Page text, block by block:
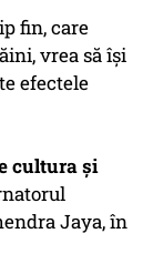
fin, care
vrea să îşi
efectele
cultura şi
Jaya, în